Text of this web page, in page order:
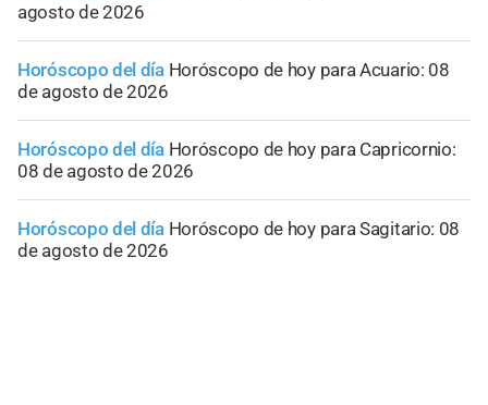
agosto de 2026
Horóscopo del día Horóscopo de hoy para Acuario: 08
de agosto de 2026
Horóscopo del día Horóscopo de hoy para Capricornio:
08 de agosto de 2026
Horóscopo del día Horóscopo de hoy para Sagitario: 08
de agosto de 2026